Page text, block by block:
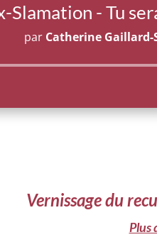
Slamation - Tu
par Catherine Gaillard-
Vernissage du
Plus